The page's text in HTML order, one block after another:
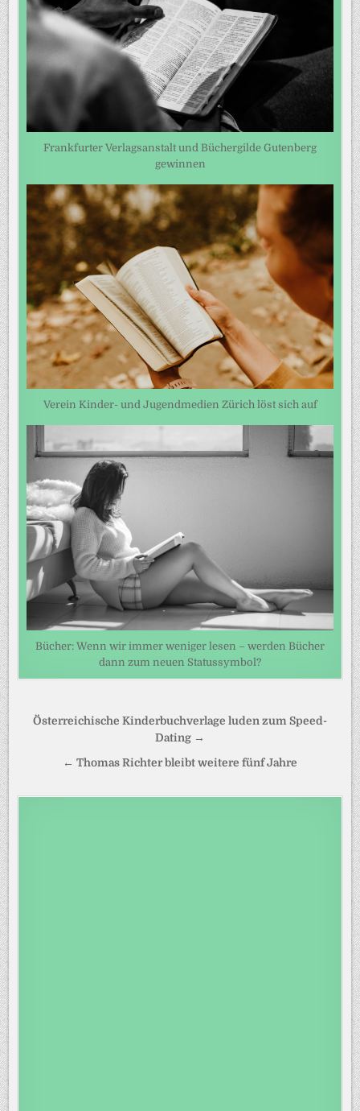
Frankfurter Verlagsanstalt und Büchergilde Gutenberg
gewinnen
Verein Kinder- und Jugendmedien Zürich löst sich auf
Bücher: Wenn wir immer weniger lesen – werden Bücher
dann zum neuen Statussymbol?
Beitragsnavigation
Österreichische Kinderbuchverlage luden zum Speed-
Dating →
← Thomas Richter bleibt weitere fünf Jahre